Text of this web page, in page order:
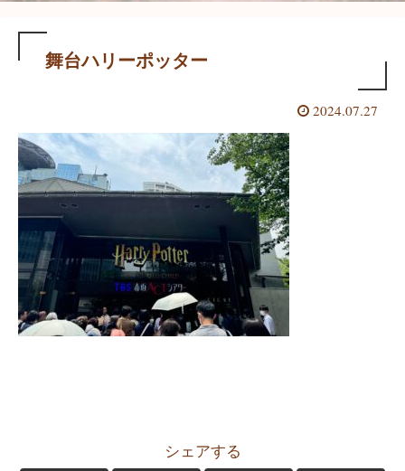
舞台ハリーポッター
2024.07.27
シェアする